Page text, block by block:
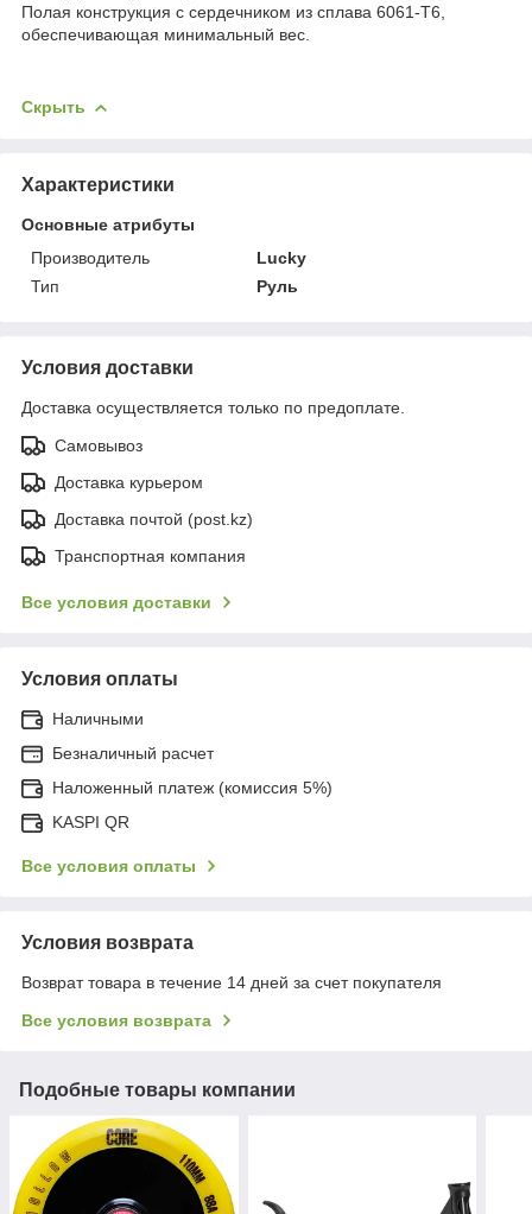
Полая конструкция с сердечником из сплава 6061-T6,
обеспечивающая минимальный вес.
Скрыть
Характеристики
Основные атрибуты
Производитель
Lucky
Тип
Руль
Условия доставки
Доставка осуществляется только по предоплате.
Самовывоз
Доставка курьером
Доставка почтой (post.kz)
Транспортная компания
Все условия доставки
Условия оплаты
Наличными
Безналичный расчет
Наложенный платеж (комиссия 5%)
KASPI QR
Все условия оплаты
Условия возврата
Возврат товара в течение 14 дней за счет покупателя
Все условия возврата
Подобные товары компании